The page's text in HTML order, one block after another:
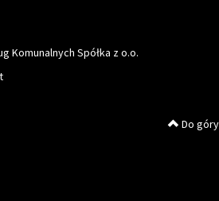
Komunalnych Spółka z o.o.
Do góry